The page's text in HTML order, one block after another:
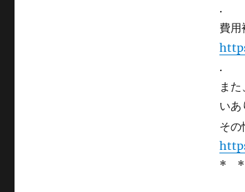
.
費用
.
ま
いあ
その
*